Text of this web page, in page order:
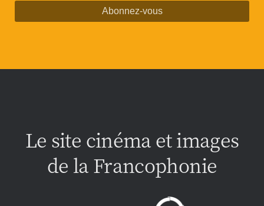
Abonnez-vous
Le site cinéma et images
de la Francophonie